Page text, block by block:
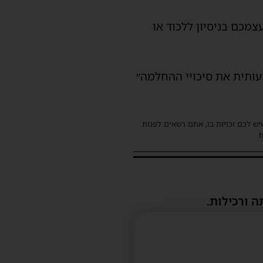
בניסיון ללכוד או
את סיכויי ההחלמה״
לכם זכויות בו, אתם רשאים לפנות
ורכילות.